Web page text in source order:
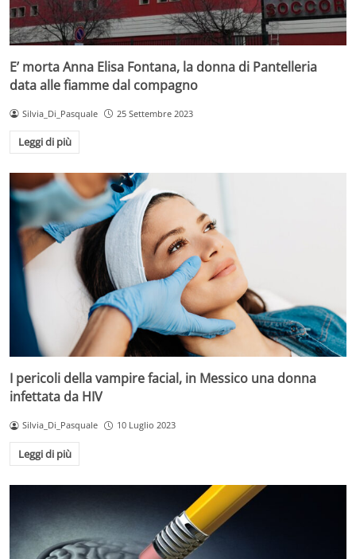
E’ morta Anna Elisa Fontana, la donna di Pantelleria
data alle fiamme dal compagno
Silvia_Di_Pasquale 25 Settembre 2023
Leggi di più
I pericoli della vampire facial, in Messico una donna
infettata da HIV
Silvia_Di_Pasquale 10 Luglio 2023
Leggi di più